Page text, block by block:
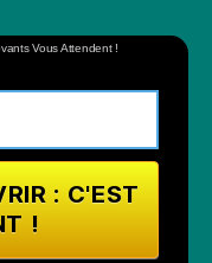
Vous Attendent !